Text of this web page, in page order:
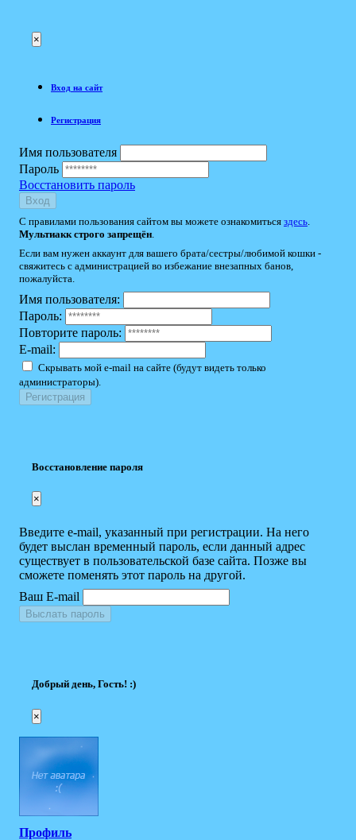
×
Вход на сайт
Регистрация
Имя пользователя
Пароль
Восстановить пароль
Вход
С правилами пользования сайтом вы можете ознакомиться здесь
Мультиакк строго запрещён
Если вам нужен аккаунт для вашего брата/сестры/любимой кошки -
свяжитесь с администрацией во избежание внезапных банов,
пожалуйста.
Имя пользователя:
Пароль:
Повторите пароль:
E-mail:
Скрывать мой e-mail на сайте (будут видеть только
администраторы).
Восстановление пароля
×
Введите e-mail, указанный при регистрации. На него
будет выслан временный пароль, если данный адрес
существует в пользовательской базе сайта. Позже вы
сможете поменять этот пароль на другой.
Ваш E-mail
Выслать пароль
Добрый день, Гость! :)
×
Профиль